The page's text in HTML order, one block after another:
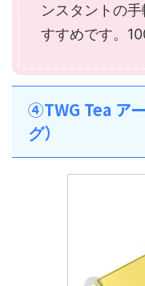
ンスタントの
すすめです。
④TWG Tea ア
グ）